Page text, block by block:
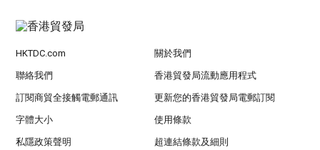
HKTDC.com 關於我們
聯絡我們 香港貿發局流動應用程式
訂閱商貿全接觸電郵通訊 更新您的香港貿發局電郵訂閱
字體大小 使用條款
私隱政策聲明 超連結條款及細則